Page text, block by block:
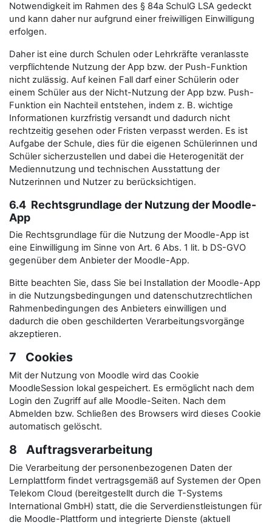
Notwendigkeit im Rahmen des § 84a SchulG LSA gedeckt
und kann daher nur aufgrund einer freiwilligen Einwilligung
erfolgen.
Daher ist eine durch Schulen oder Lehrkräfte veranlasste
verpflichtende Nutzung der App bzw. der Push-Funktion
nicht zulässig. Auf keinen Fall darf einer Schülerin oder
einem Schüler aus der Nicht-Nutzung der App bzw. Push-
Funktion ein Nachteil entstehen, indem z. B. wichtige
Informationen kurzfristig versandt und dadurch nicht
rechtzeitig gesehen oder Fristen verpasst werden. Es ist
Aufgabe der Schule, dies für die eigenen Schülerinnen und
Schüler sicherzustellen und dabei die Heterogenität der
Mediennutzung und technischen Ausstattung der
Nutzerinnen und Nutzer zu berücksichtigen.
6.4 Rechtsgrundlage der Nutzung der Moodle-
App
Die Rechtsgrundlage für die Nutzung der Moodle-App ist
eine Einwilligung im Sinne von Art. 6 Abs. 1 lit. b DS-GVO
gegenüber dem Anbieter der Moodle-App.
Bitte beachten Sie, dass Sie bei Installation der Moodle-App
in die Nutzungsbedingungen und datenschutzrechtlichen
Rahmenbedingungen des Anbieters einwilligen und
dadurch die oben geschilderten Verarbeitungsvorgänge
akzeptieren.
7 Cookies
Mit der Nutzung von Moodle wird das Cookie
MoodleSession lokal gespeichert. Es ermöglicht nach dem
Login den Zugriff auf alle Moodle-Seiten. Nach dem
Abmelden bzw. Schließen des Browsers wird dieses Cookie
automatisch gelöscht.
8 Auftragsverarbeitung
Die Verarbeitung der personenbezogenen Daten der
Lernplattform findet vertragsgemäß auf Systemen der Open
Telekom Cloud (bereitgestellt durch die T-Systems
International GmbH) statt, die die Serverdienstleistungen für
die Moodle-Plattform und integrierte Dienste (aktuell